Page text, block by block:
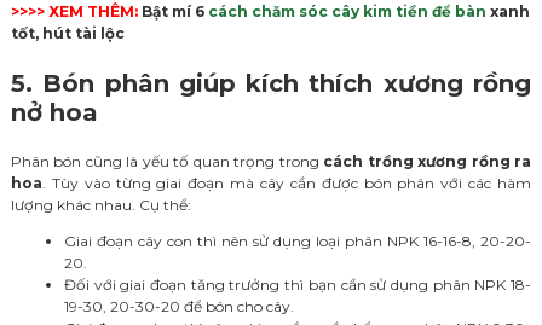
>>>> XEM THÊM: Bật mí 6 cách chăm sóc cây kim tiền để bàn xanh
tốt, hút tài lộc
5. Bón phân giúp kích thích xương rồng
nở hoa
Phân bón cũng là yếu tố quan trọng trong cách trồng xương rồng ra
hoa . Tùy vào từng giai đoạn mà cây cần được bón phân với các hàm
lượng khác nhau. Cụ thể:
Giai đoạn cây con thì nên sử dụng loại phân NPK 16-16-8, 20-20-
20.
Đối với giai đoạn tăng trưởng thì bạn cần sử dụng phân NPK 18-
19-30, 20-30-20 để bón cho cây.